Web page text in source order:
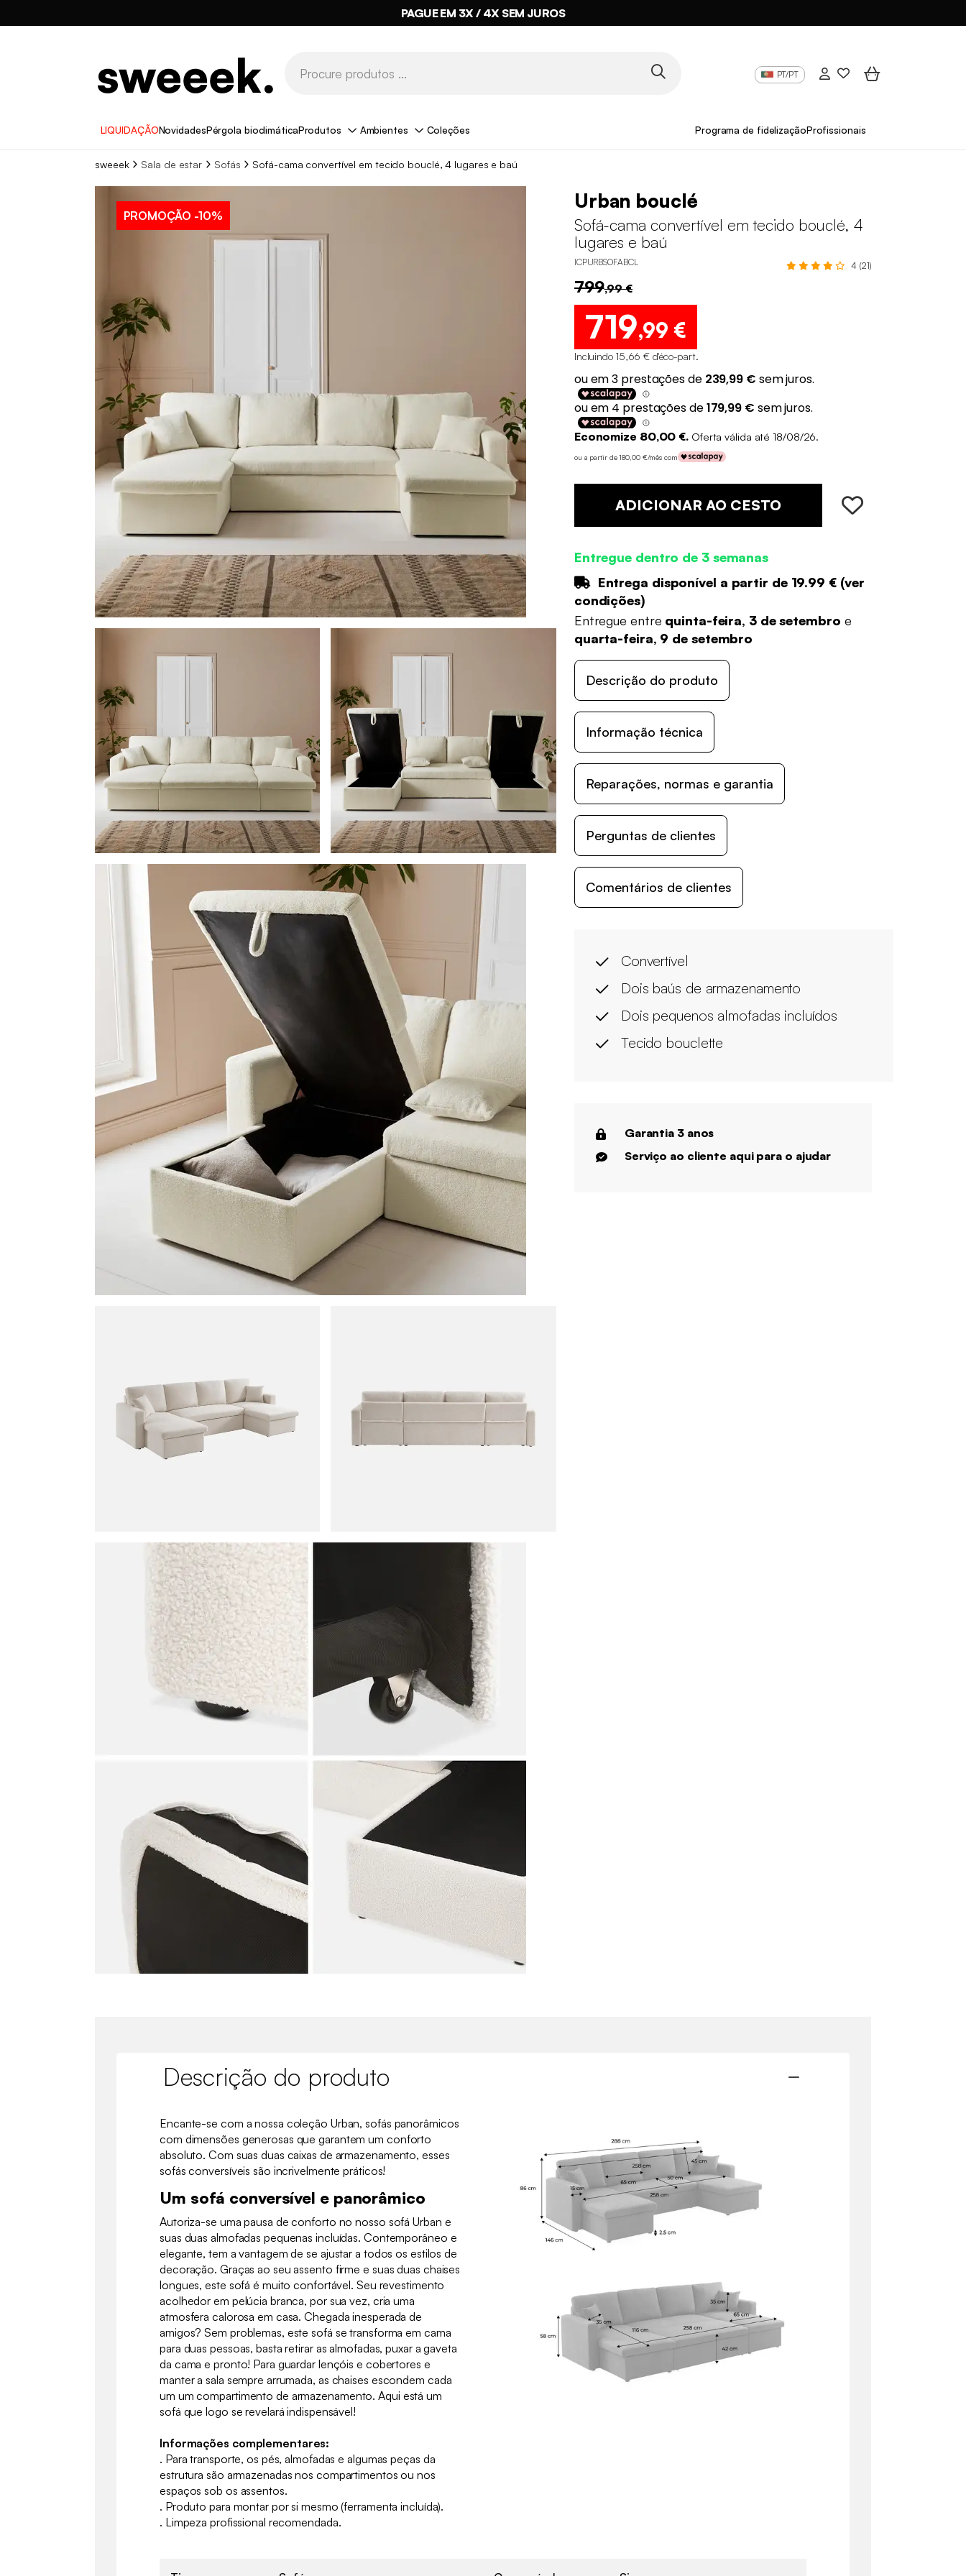
PAGUE EM 3X / 4X SEM JUROS
PT/PT
LIQUIDAÇÃONovidadesPérgola bioclimáticaProdutos Ambientes Coleções Programa de fidelizaçãoProfissionais
sweeek Sala de estar Sofás Sofá-cama convertível em tecido bouclé, 4 lugares e baú
PROMOÇÃO -10%
Urban bouclé
Sofá-cama convertível em tecido bouclé, 4
lugares e baú
ICPURBSOFABCL 4 (21)
799,99 €
719,99 €
Incluindo 15,66 € d'éco-part.
Economize 80,00 €. Oferta válida até 18/08/26.
ou a partir de 180,00 €/mês com
ADICIONAR AO CESTO
Entregue dentro de 3 semanas
Entrega disponível a partir de 19.99 €(ver
condições)
Entregue entre quinta-feira, 3 de setembro e
quarta-feira, 9 de setembro
Descrição do produto
Informação técnica
Reparações, normas e garantia
Perguntas de clientes
Comentários de clientes
Convertível
Dois baús de armazenamento
Dois pequenos almofadas incluídos
Tecido bouclette
Garantia 3 anos
Serviço ao cliente aqui para o ajudar
Descrição do produto
Encante-se com a nossa coleção Urban, sofás panorâmicos
com dimensões generosas que garantem um conforto
absoluto. Com suas duas caixas de armazenamento, esses
sofás conversíveis são incrivelmente práticos!
Um sofá conversível e panorâmico
Autoriza-se uma pausa de conforto no nosso sofá Urban e
suas duas almofadas pequenas incluídas. Contemporâneo e
elegante, tem a vantagem de se ajustar a todos os estilos de
decoração. Graças ao seu assento firme e suas duas chaises
longues, este sofá é muito confortável. Seu revestimento
acolhedor em pelúcia branca, por sua vez, cria uma
atmosfera calorosa em casa. Chegada inesperada de
amigos? Sem problemas, este sofá se transforma em cama
para duas pessoas, basta retirar as almofadas, puxar a gaveta
da cama e pronto! Para guardar lençóis e cobertores e
manter a sala sempre arrumada, as chaises escondem cada
um um compartimento de armazenamento. Aqui está um
sofá que logo se revelará indispensável!
Informações complementares:
. Para transporte, os pés, almofadas e algumas peças da
estrutura são armazenadas nos compartimentos ou nos
espaços sob os assentos.
. Produto para montar por si mesmo (ferramenta incluída).
. Limpeza profissional recomendada.